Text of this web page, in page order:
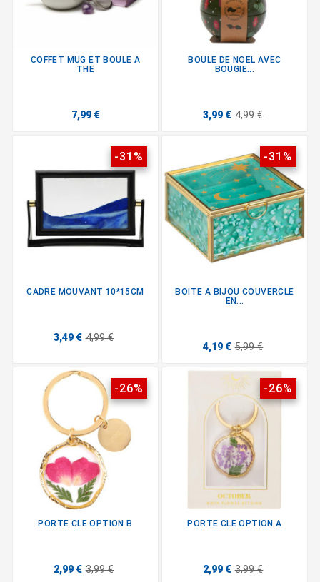
COFFET MUG ET BOULE A
THE
7,99 €
BOULE DE NOEL AVEC
BOUGIE...
3,99 € 4,99 €
-31%
CADRE MOUVANT 10*15CM
3,49 € 4,99 €
-31%
BOITE A BIJOU COUVERCLE
EN...
4,19 € 5,99 €
-26%
PORTE CLE OPTION B
2,99 € 3,99 €
-26%
PORTE CLE OPTION A
2,99 € 3,99 €